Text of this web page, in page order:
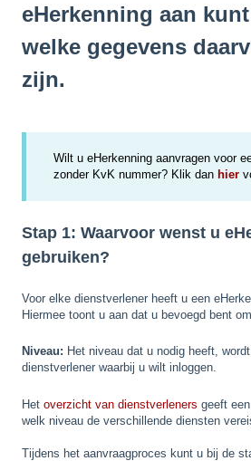
eHerkenning aan
welke gegevens
zijn.
Wilt u eHerkenning aanvragen voor
zonder KvK nummer? Klik dan hier
Stap 1: Waarvoor wenst u
gebruiken?
Voor elke dienstverlener heeft u een
Hiermee toont u aan dat u bevoegd bent
Niveau: Het niveau dat u nodig heeft,
dienstverlener waarbij u wilt inloggen.
Het overzicht van dienstverleners geeft
welk niveau de verschillende diensten
Tijdens het aanvraagproces kunt u bij de